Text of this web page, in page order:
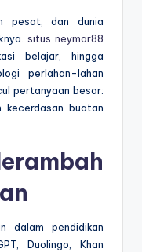
pesat, dan dunia
situs neymar88
belajar, hingga
perlahan-lahan
pertanyaan besar:
kecerdasan buatan
dalam pendidikan
Duolingo, Khan